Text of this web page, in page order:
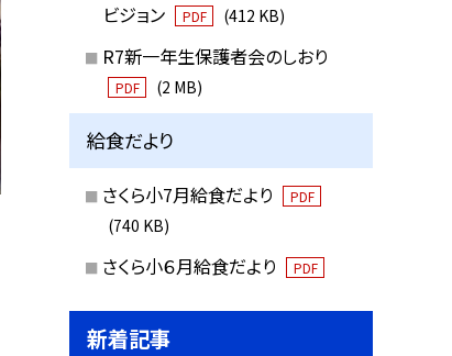
ビジョン
PDF (412 KB)
R7新一年生保護者会のしおり
PDF (2 MB)
給食だより
さくら小7月給食だより PDF
(740 KB)
さくら小６月給食だより PDF
新着記事